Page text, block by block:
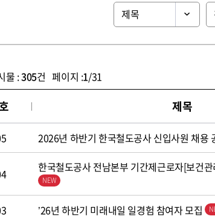
물 :305건 페이지 :1/31
제목
2026년 하반기 한국철도공사 신입사원 채용
한국철도공사 전남본부 기간제근로자[보건
’26년 하반기 미래내일 일경험 참여자 모집